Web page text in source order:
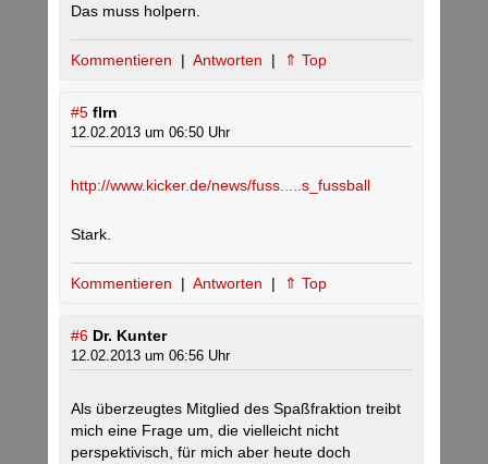
Das muss holpern.
Kommentieren | Antworten | ⇑ Top
#5 flrn
12.02.2013 um 06:50 Uhr
http://www.kicker.de/news/fuss.....s_fussball
Stark.
Kommentieren | Antworten | ⇑ Top
#6 Dr. Kunter
12.02.2013 um 06:56 Uhr
Als überzeugtes Mitglied des Spaßfraktion treibt
mich eine Frage um, die vielleicht nicht
perspektivisch, für mich aber heute doch